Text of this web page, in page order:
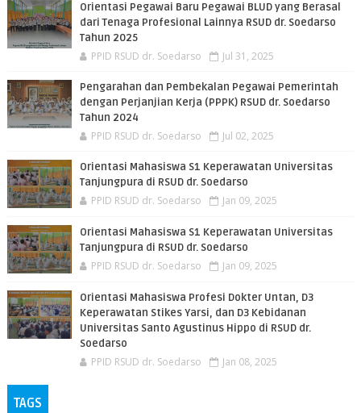
Orientasi Pegawai Baru Pegawai BLUD yang Berasal
dari Tenaga Profesional Lainnya RSUD dr. Soedarso
Tahun 2025
PPID RSUD dr. Soedarso Jul 31, 2025
Pengarahan dan Pembekalan Pegawai Pemerintah
dengan Perjanjian Kerja (PPPK) RSUD dr. Soedarso
Tahun 2024
PPID RSUD dr. Soedarso Jul 02, 2025
Orientasi Mahasiswa S1 Keperawatan Universitas
Tanjungpura di RSUD dr. Soedarso
PPID RSUD dr. Soedarso Jan 09, 2025
Orientasi Mahasiswa S1 Keperawatan Universitas
Tanjungpura di RSUD dr. Soedarso
PPID RSUD dr. Soedarso Jan 09, 2025
Orientasi Mahasiswa Profesi Dokter Untan, D3
Keperawatan Stikes Yarsi, dan D3 Kebidanan
Universitas Santo Agustinus Hippo di RSUD dr.
Soedarso
PPID RSUD dr. Soedarso Jan 08, 2025
TAGS